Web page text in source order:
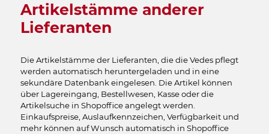
Artikelstämme anderer
Lieferanten
Die Artikelstämme der Lieferanten, die die Vedes pflegt
werden automatisch heruntergeladen und in eine
sekundäre Datenbank eingelesen. Die Artikel können
über Lagereingang, Bestellwesen, Kasse oder die
Artikelsuche in Shopoffice angelegt werden.
Einkaufspreise, Auslaufkennzeichen, Verfügbarkeit und
mehr können auf Wunsch automatisch in Shopoffice